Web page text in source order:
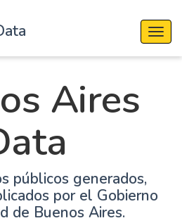
Aires
públicos generados,
por el Gobierno
de Buenos Aires.